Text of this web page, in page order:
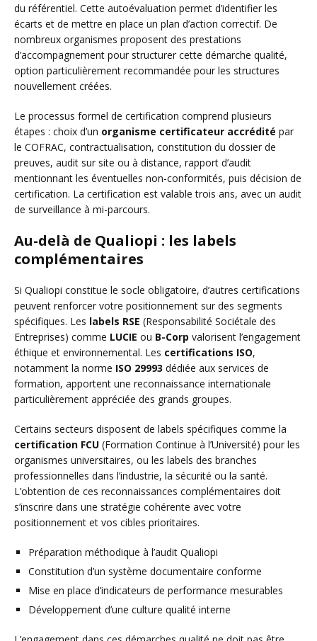
du référentiel. Cette autoévaluation permet d’identifier les
écarts et de mettre en place un plan d’action correctif. De
nombreux organismes proposent des prestations
d’accompagnement pour structurer cette démarche qualité,
option particulièrement recommandée pour les structures
nouvellement créées.
Le processus formel de certification comprend plusieurs
étapes : choix d’un organisme certificateur accrédité par
le COFRAC, contractualisation, constitution du dossier de
preuves, audit sur site ou à distance, rapport d’audit
mentionnant les éventuelles non-conformités, puis décision de
certification. La certification est valable trois ans, avec un audit
de surveillance à mi-parcours.
Au-delà de Qualiopi : les labels
complémentaires
Si Qualiopi constitue le socle obligatoire, d’autres certifications
peuvent renforcer votre positionnement sur des segments
spécifiques. Les labels RSE (Responsabilité Sociétale des
Entreprises) comme LUCIE ou B-Corp valorisent l’engagement
éthique et environnemental. Les certifications ISO,
notamment la norme ISO 29993 dédiée aux services de
formation, apportent une reconnaissance internationale
particulièrement appréciée des grands groupes.
Certains secteurs disposent de labels spécifiques comme la
certification FCU (Formation Continue à l’Université) pour les
organismes universitaires, ou les labels des branches
professionnelles dans l’industrie, la sécurité ou la santé.
L’obtention de ces reconnaissances complémentaires doit
s’inscrire dans une stratégie cohérente avec votre
positionnement et vos cibles prioritaires.
Préparation méthodique à l’audit Qualiopi
Constitution d’un système documentaire conforme
Mise en place d’indicateurs de performance mesurables
Développement d’une culture qualité interne